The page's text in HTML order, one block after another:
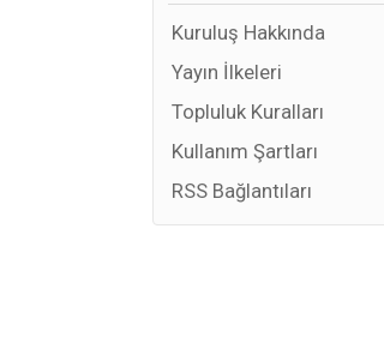
Kuruluş Hakkında
Yayın İlkeleri
Topluluk Kuralları
Kullanım Şartları
RSS Bağlantıları